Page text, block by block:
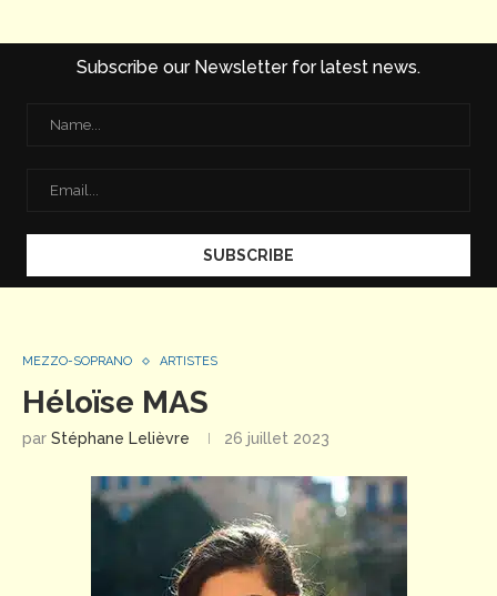
Subscribe our Newsletter for latest news.
MEZZO-SOPRANO ARTISTES
Héloïse MAS
par Stéphane Lelièvre 26 juillet 2023